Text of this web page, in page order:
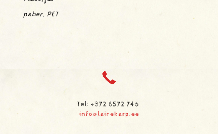
paber, PET
Tel: +372 6572 746
info@lainekarp.ee